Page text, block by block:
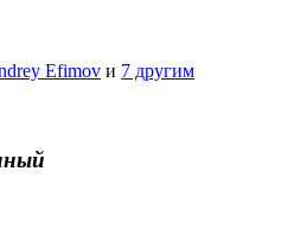
Efimov и 7 другим